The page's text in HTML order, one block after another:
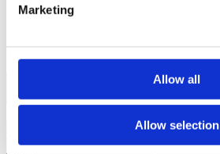
Marketing
Allow all
Allow selection
Estado
Contacte-nos +351 282 220 317*
Interessado?